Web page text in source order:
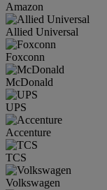
Amazon
Allied Universal
Foxconn
McDonald
UPS
Accenture
TCS
Volkswagen